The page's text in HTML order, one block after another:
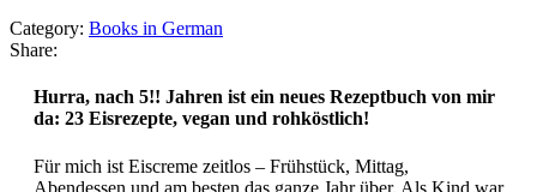
Category: Books in German
Share:
Hurra, nach 5!! Jahren ist ein neues Rezeptbuch von mir
da: 23 Eisrezepte, vegan und rohköstlich!
Für mich ist Eiscreme zeitlos – Frühstück, Mittag,
Abendessen und am besten das ganze Jahr über. Als Kind war